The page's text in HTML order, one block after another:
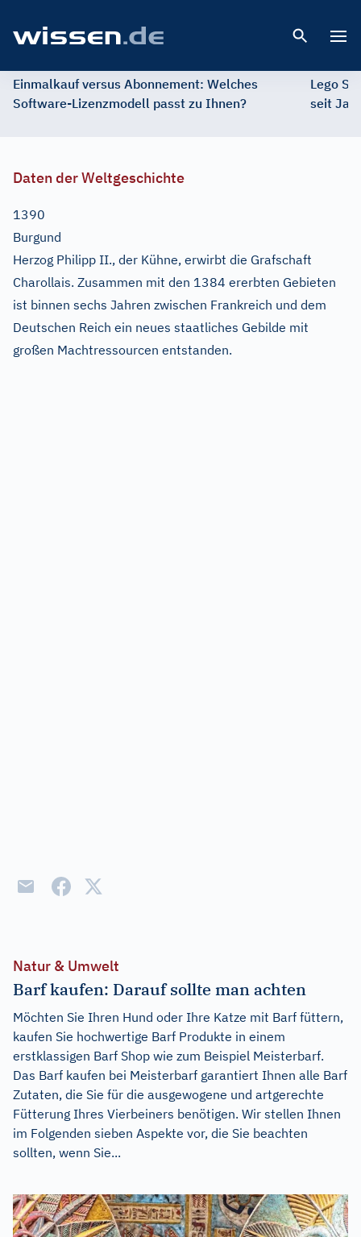
Einmalkauf versus Abonnement: Welches
Software-Lizenzmodell passt zu Ihnen?
Lego
seit
Daten der Weltgeschichte
1390
Burgund
Herzog Philipp II., der Kühne, erwirbt die Grafschaft
Charollais. Zusammen mit den 1384 ererbten Gebieten
ist binnen sechs Jahren zwischen Frankreich und dem
Deutschen Reich ein neues staatliches Gebilde mit
großen Machtressourcen entstanden.
Natur & Umwelt
Barf kaufen: Darauf sollte man achten
Möchten Sie Ihren Hund oder Ihre Katze mit Barf füttern,
kaufen Sie hochwertige Barf Produkte in einem
erstklassigen Barf Shop wie zum Beispiel Meisterbarf.
Das Barf kaufen bei Meisterbarf garantiert Ihnen alle Barf
Zutaten, die Sie für die ausgewogene und artgerechte
Fütterung Ihres Vierbeiners benötigen. Wir stellen Ihnen
im Folgenden sieben Aspekte vor, die Sie beachten
sollten, wenn Sie...